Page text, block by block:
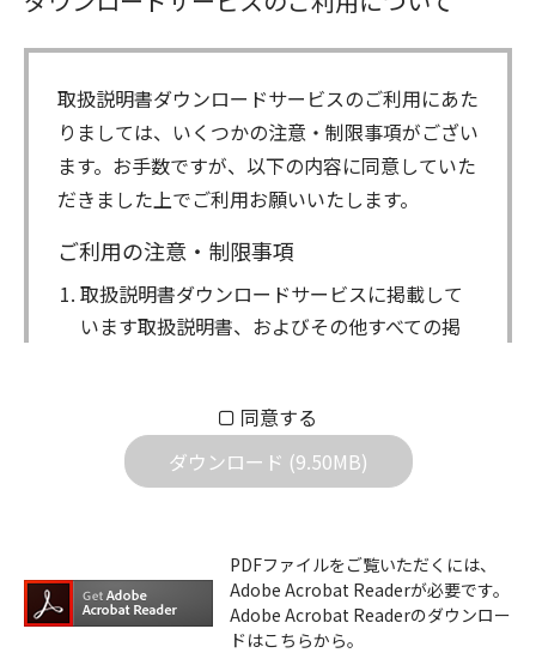
取扱説明書ダウンロードサービスのご利用にあた
りましては、いくつかの注意・制限事項がござい
ます。お手数ですが、以下の内容に同意していた
だきました上でご利用お願いいたします。
ご利用の注意・制限事項
取扱説明書ダウンロードサービスに掲載して
います取扱説明書、およびその他すべての掲
属します。ダウンロードした取扱説明書は、
個人が本来の目的でご使用されることは可能
ですが、権利者の許諾を得ることなく、以下
ダウンロードした取扱説明書は、複製、賃
貸、改変、公衆送信、または公衆送信可能
化することはできません。
同意する
ダウンロード (9.50MB)
PDFファイルをご覧いただくには、
Adobe Acrobat Readerが必要です。
Adobe Acrobat Readerのダウンロー
ドはこちらから。